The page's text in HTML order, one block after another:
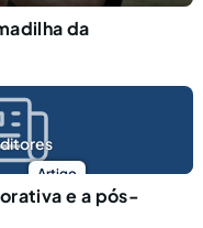
da
Artigo
e a pós-